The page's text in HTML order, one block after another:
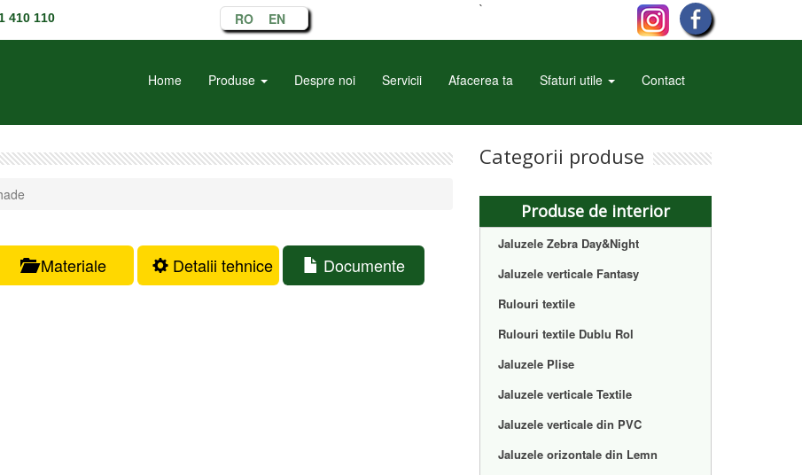
410 110 RO EN
`
Home Produse Despre noi Servicii Afacerea ta Sfaturi utile Contact
Materiale Detalii tehnice Documente
Categorii produse
Produse de interior
Jaluzele Zebra Day&Night
Jaluzele verticale Fantasy
Rulouri textile
Rulouri textile Dublu Rol
Jaluzele Plise
Jaluzele verticale Textile
Jaluzele verticale din PVC
Jaluzele orizontale din Lemn